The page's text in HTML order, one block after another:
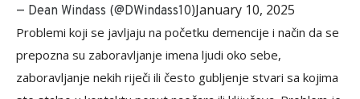
— Dean Windass (@DWindass10)January 10, 2025
Problemi koji se javljaju na početku demencije i način da se
prepozna su zaboravljanje imena ljudi oko sebe,
zaboravljanje nekih riječi ili često gubljenje stvari sa kojima